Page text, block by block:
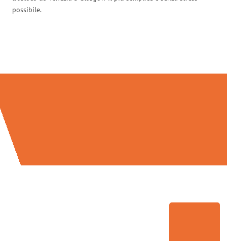
possibile.